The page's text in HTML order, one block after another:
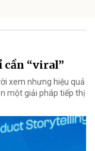
“viral”
xem nhưng hiệu quả
một giải pháp tiếp thị